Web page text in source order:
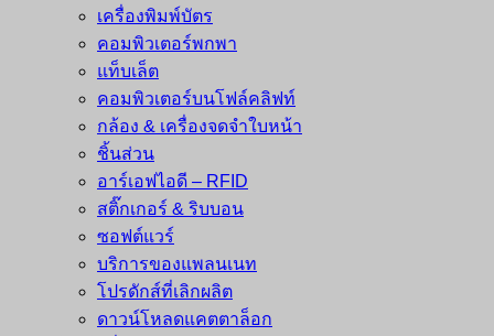
เครื่องพิมพ์บัตร
คอมพิวเตอร์พกพา
แท็บเล็ต
คอมพิวเตอร์บนโฟล์คลิฟท์
กล้อง & เครื่องจดจำใบหน้า
ชิ้นส่วน
อาร์เอฟไอดี – RFID
สติ๊กเกอร์ & ริบบอน
ซอฟต์แวร์
บริการของแพลนเนท
โปรดักส์ที่เลิกผลิต
ดาวน์โหลดแคตตาล็อก